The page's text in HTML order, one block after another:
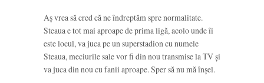
Aș vrea să cred că ne îndreptăm spre normalitate.
Steaua e tot mai aproape de prima ligă, acolo unde îi
este locul, va juca pe un superstadion cu numele
Steaua, meciurile sale vor fi din nou transmise la TV și
va juca din nou cu fanii aproape. Sper să nu mă înșel.